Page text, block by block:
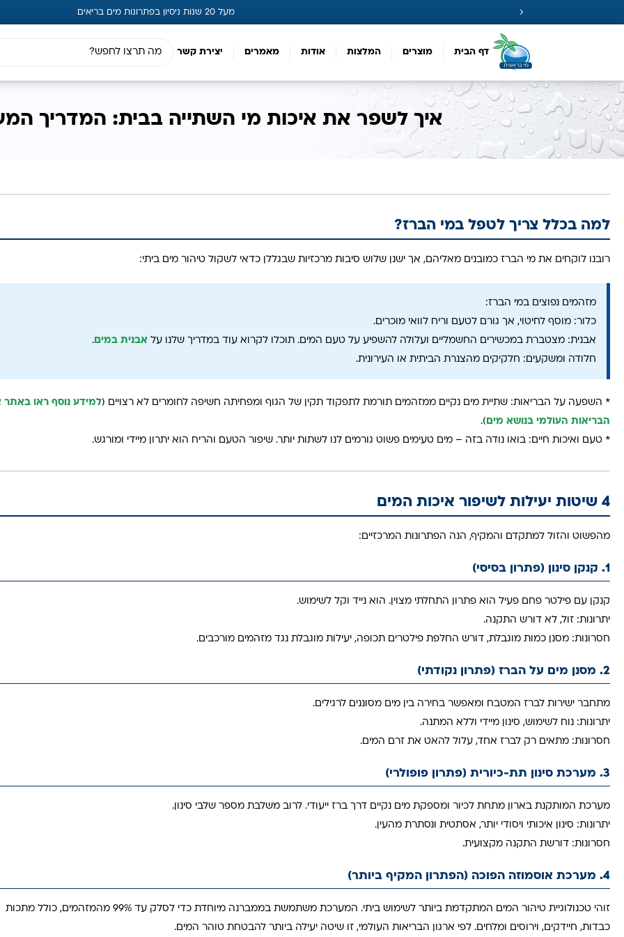
מעל 20 שנות ניסיון בפתרונות מים בריאים
דף הבית מוצרים המלצות אודות מאמרים יצירת קשר
איך לשפר את איכות מי השתייה בבית: המדריך
למה בכלל צריך לטפל במי הברז?
רובנו לוקחים את מי הברז כמובנים מאליהם, אך ישנן שלוש סיבות מרכזיות שבגללן כדאי לשקול טיהור מים ביתי:
מזהמים נפוצים במי הברז:
כלור: מוסף לחיטוי, אך גורם לטעם וריח לוואי מוכרים.
אבנית: מצטברת במכשירים החשמליים ועלולה להשפיע על טעם המים. תוכלו לקרוא עוד במדריך שלנו על אבנית במים .
חלודה ומשקעים: חלקיקים מהצנרת הביתית או העירונית.
* השפעה על הבריאות: שתיית מים נקיים ממזהמים תורמת לתפקוד תקין של הגוף ומפחיתה חשיפה לחומרים לא רצויים (למידע נוסף ראו באתר
הבריאות העולמי בנושא מים ).
* טעם ואיכות חיים: בואו נודה בזה – מים טעימים פשוט גורמים לנו לשתות יותר. שיפור הטעם והריח הוא יתרון מיידי ומורגש.
4 שיטות יעילות לשיפור איכות המים
מהפשוט והזול למתקדם והמקיף, הנה הפתרונות המרכזיים:
1. קנקן סינון (פתרון בסיסי)
קנקן עם פילטר פחם פעיל הוא פתרון התחלתי מצוין. הוא נייד וקל לשימוש.
יתרונות: זול, לא דורש התקנה.
חסרונות: מסנן כמות מוגבלת, דורש החלפת פילטרים תכופה, יעילות מוגבלת נגד מזהמים מורכבים.
2. מסנן מים על הברז (פתרון נקודתי)
מתחבר ישירות לברז המטבח ומאפשר בחירה בין מים מסוננים לרגילים.
יתרונות: נוח לשימוש, סינון מיידי וללא המתנה.
חסרונות: מתאים רק לברז אחד, עלול להאט את זרם המים.
3. מערכת סינון תת-כיורית (פתרון פופולרי)
מערכת המותקנת בארון מתחת לכיור ומספקת מים נקיים דרך ברז ייעודי. לרוב משלבת מספר שלבי סינון.
יתרונות: סינון איכותי ויסודי יותר, אסתטית ונסתרת מהעין.
חסרונות: דורשת התקנה מקצועית.
4. מערכת אוסמוזה הפוכה (הפתרון המקיף ביותר)
זוהי טכנולוגיית טיהור המים המתקדמת ביותר לשימוש ביתי. המערכת משתמשת בממברנה מיוחדת כדי לסלק עד 99% מהמזהמים, כולל מתכות
כבדות, חיידקים, וירוסים ומלחים. לפי ארגון הבריאות העולמי, זו שיטה יעילה ביותר להבטחת טוהר המים.